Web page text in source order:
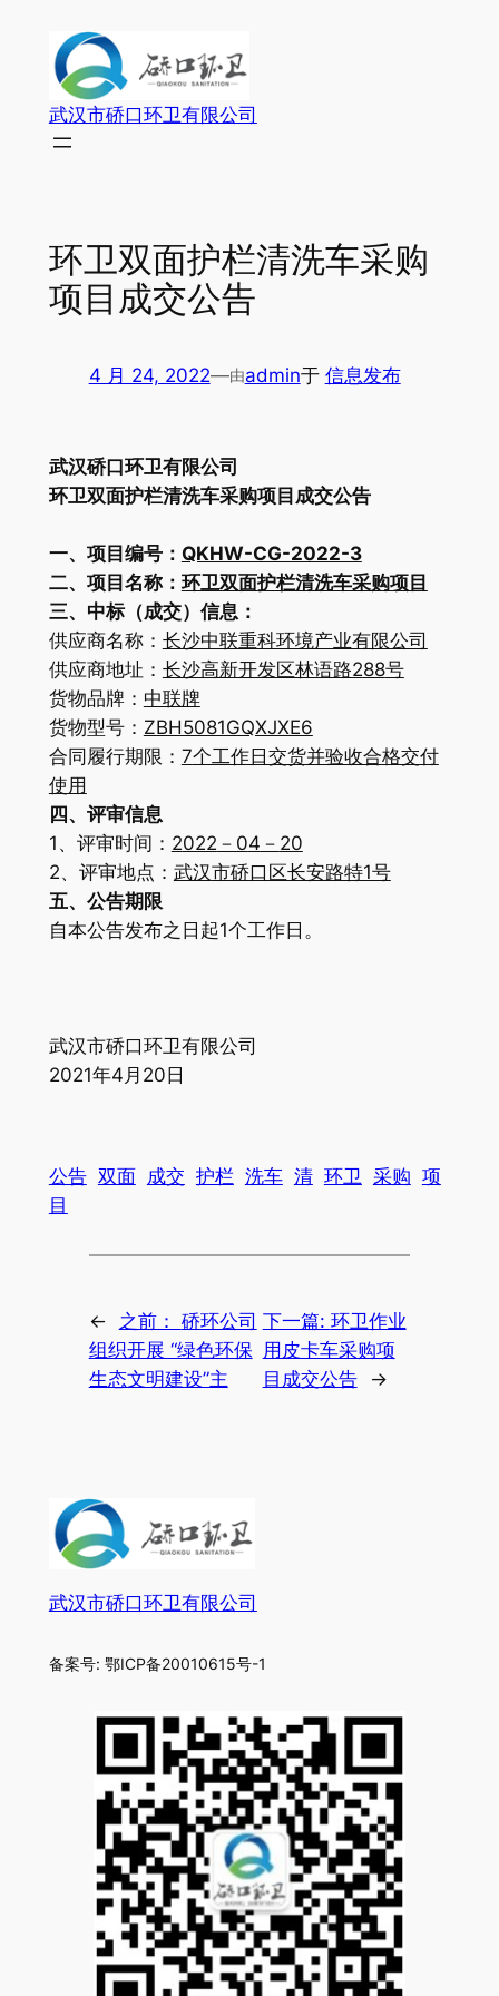
武汉市硚口环卫有限公司
环卫双面护栏清洗车采购
项目成交公告
4 月 24, 2022—由admin于 信息发布
武汉硚口环卫有限公司
环卫双面护栏清洗车采购项目成交公告
一、项目编号： QKHW-CG-2022-3
二、项目名称： 环卫双面护栏清洗车采购项目
三、中标（成交）信息：
供应商名称： 长沙中联重科环境产业有限公司
供应商地址： 长沙高新开发区林语路288号
货物品牌： 中联牌
货物型号： ZBH5081GQXJXE6
合同履行期限： 7个工作日交货并验收合格交付
使用
四、评审信息
1、评审时间： 2022 －04 － 20
2、评审地点： 武汉市硚口区长安路特1号
五、公告期限
自本公告发布之日起1个工作日。
武汉市硚口环卫有限公司
2021年4月20日
公告 双面 成交 护栏 洗车 清 环卫 采购 项
目
← 之前： 硚环公司
组织开展 “绿色环保
生态文明建设”主
下一篇: 环卫作业
用皮卡车采购项
目成交公告
→
武汉市硚口环卫有限公司
备案号: 鄂ICP备20010615号-1